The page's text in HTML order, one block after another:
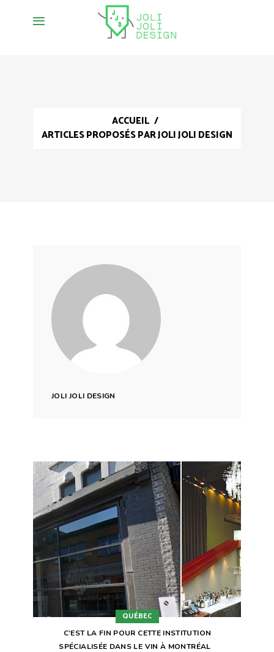
ACCUEIL /
ARTICLES PROPOSÉS PAR JOLI JOLI DESIGN
JOLI JOLI DESIGN
QUÉBEC
C’EST LA FIN POUR CETTE INSTITUTION
SPÉCIALISÉE DANS LE VIN À MONTRÉAL